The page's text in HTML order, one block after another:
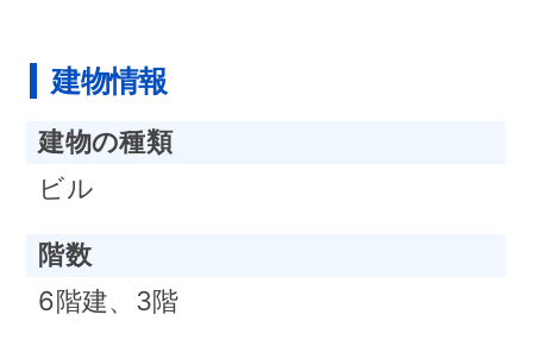
建物情報
建物の種類
ビル
階数
6階建、3階